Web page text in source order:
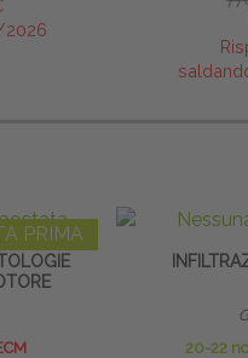
PRIMA
20-22